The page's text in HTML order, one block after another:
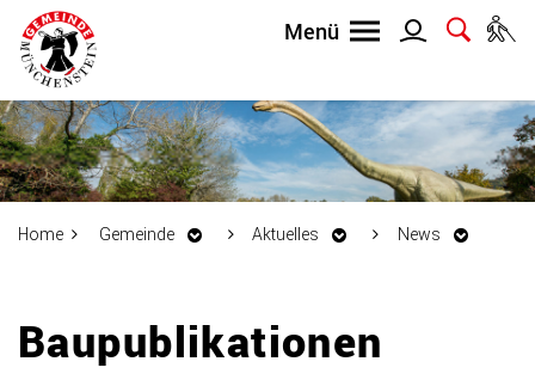
Home Gemeinde Aktuelles News
Inhalt
Baupublikationen